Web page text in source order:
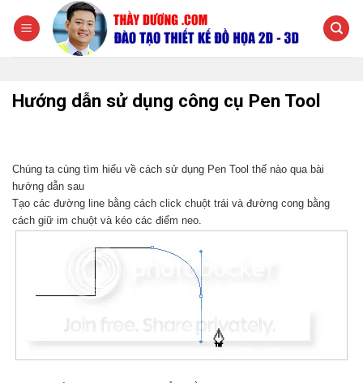
đến
Hướng dẫn sử dụng công cụ Pen Tool
Chúng ta cùng tìm hiểu về cách sử dụng Pen Tool thế nào qua bài
hướng dẫn sau
Tạo các đường line bằng cách click chuột trái và đường cong bằng
cách giữ im chuột và kéo các điểm neo.